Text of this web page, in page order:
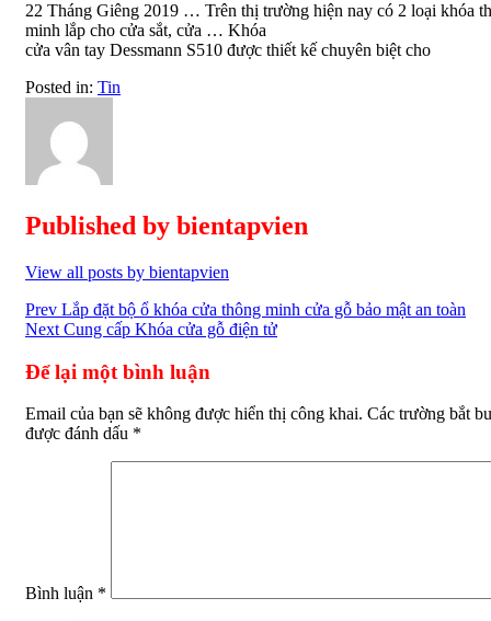
22 Tháng Giêng 2019 … Trên thị trường hiện nay có 2 loại khóa
minh lắp cho cửa sắt, cửa … Khóa
cửa vân tay Dessmann S510 được thiết kế chuyên biệt cho
Posted in: Tin
Published by bientapvien
View all posts by bientapvien
Điều
hướng
bài
viết
Prev Lắp đặt bộ ổ khóa cửa thông minh cửa gỗ bảo mật an toàn
Next Cung cấp Khóa cửa gỗ điện tử
Để lại một bình luận
Email của bạn sẽ không được hiển thị công khai. Các trường bắt
được đánh dấu *
Bình luận *